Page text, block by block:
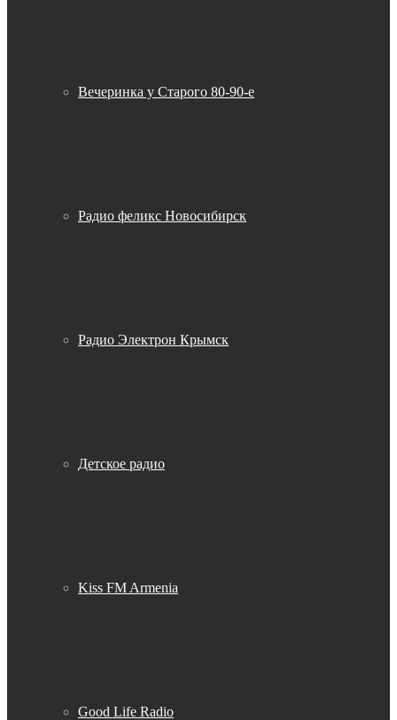
Вечеринка у Старого 80-90-е
Радио феликс Новосибирск
Радио Электрон Крымск
Детское радио
Kiss FM Armenia
Good Life Radio